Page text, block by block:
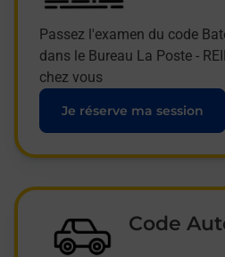
Passez l'examen du code
dans le Bureau La Poste -
chez vous
Je réserve ma session
Code